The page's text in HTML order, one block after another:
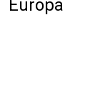
Europa